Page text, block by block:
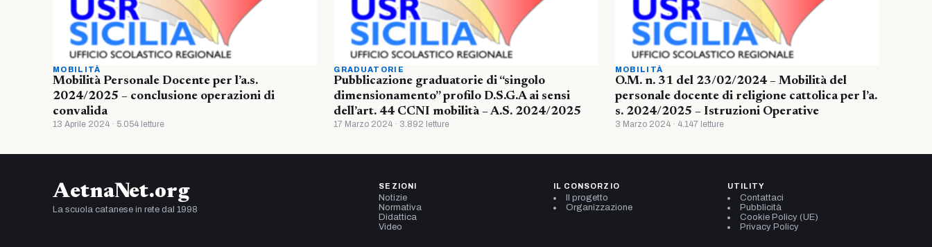
MOBILITÀ
Mobilità Personale Docente per l’a.s.
2024/2025 – conclusione operazioni di
convalida
13 Aprile 2024 · 5.054 letture
GRADUATORIE
Pubblicazione graduatorie di “singolo
dimensionamento” profilo D.S.G.A ai sensi
dell’art. 44 CCNI mobilità – A.S. 2024/2025
17 Marzo 2024 · 3.892 letture
MOBILITÀ
O.M. n. 31 del 23/02/2024 – Mobilità del
personale docente di religione cattolica per l’a.
s. 2024/2025 – Istruzioni Operative
3 Marzo 2024 · 4.147 letture
AetnaNet.org
La scuola catanese in rete dal 1998
SEZIONI
Notizie
Normativa
Didattica
Video
IL CONSORZIO
Il progetto
Organizzazione
UTILITY
Contattaci
Pubblicità
Cookie Policy (UE)
Privacy Policy